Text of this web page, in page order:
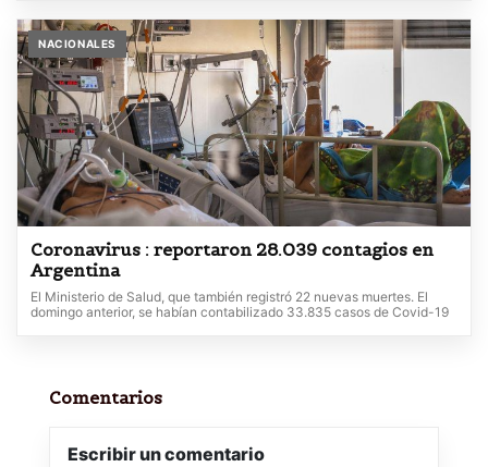
NACIONALES
Coronavirus : reportaron 28.039 contagios en
Argentina
El Ministerio de Salud, que también registró 22 nuevas muertes. El
domingo anterior, se habían contabilizado 33.835 casos de Covid-19
Comentarios
Escribir un comentario